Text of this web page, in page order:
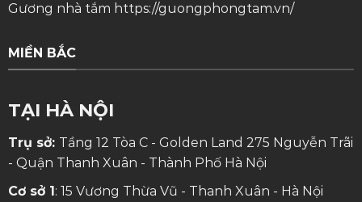
Gương nhà tắm https://guongphongtam.vn/
MIỀN BẮC
TẠI HÀ NỘI
Trụ sở: Tầng 12 Tòa C - Golden Land 275 Nguyễn Trãi
- Quận Thanh Xuân - Thành Phố Hà Nội
Cơ sở 1 : 15 Vương Thừa Vũ - Thanh Xuân - Hà Nội